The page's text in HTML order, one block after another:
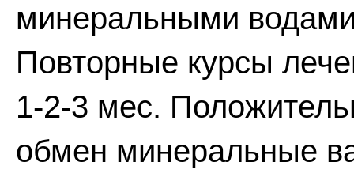
минеральными
Повторные курсы
1-2-3 мес.
обмен минеральные